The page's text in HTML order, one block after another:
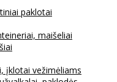
paklotai
maišeliai
įklotai vežimėliams